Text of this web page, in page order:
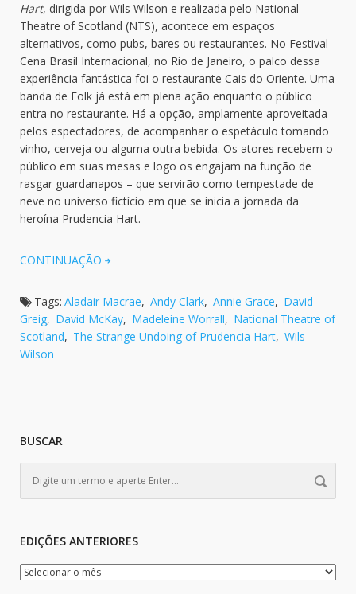
Hart, dirigida por Wils Wilson e realizada pelo National
Theatre of Scotland (NTS), acontece em espaços
alternativos, como pubs, bares ou restaurantes. No Festival
Cena Brasil Internacional, no Rio de Janeiro, o palco dessa
experiência fantástica foi o restaurante Cais do Oriente. Uma
banda de Folk já está em plena ação enquanto o público
entra no restaurante. Há a opção, amplamente aproveitada
pelos espectadores, de acompanhar o espetáculo tomando
vinho, cerveja ou alguma outra bebida. Os atores recebem o
público em suas mesas e logo os engajam na função de
rasgar guardanapos – que servirão como tempestade de
neve no universo fictício em que se inicia a jornada da
heroína Prudencia Hart.
CONTINUAÇÃO
Tags: Aladair Macrae, Andy Clark, Annie Grace, David
Greig, David McKay, Madeleine Worrall, National Theatre of
Scotland, The Strange Undoing of Prudencia Hart, Wils
Wilson
BUSCAR
EDIÇÕES ANTERIORES